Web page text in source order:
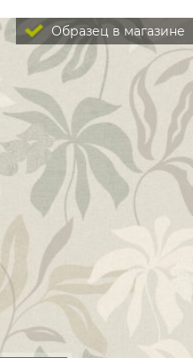
Образец в магазине